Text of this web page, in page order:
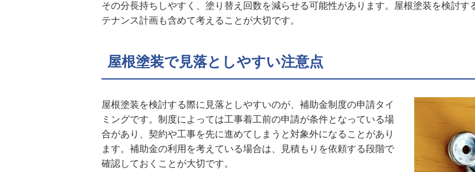
その分長持ちしやすく、塗り替え回数を減らせる可能性があります。屋根塗装を検討
テナンス計画も含めて考えることが大切です。
屋根塗装で見落としやすい注意点
屋根塗装を検討する際に見落としやすいのが、補助金制度の申請タイ
ミングです。制度によっては工事着工前の申請が条件となっている場
合があり、契約や工事を先に進めてしまうと対象外になることがあり
ます。補助金の利用を考えている場合は、見積もりを依頼する段階で
確認しておくことが大切です。